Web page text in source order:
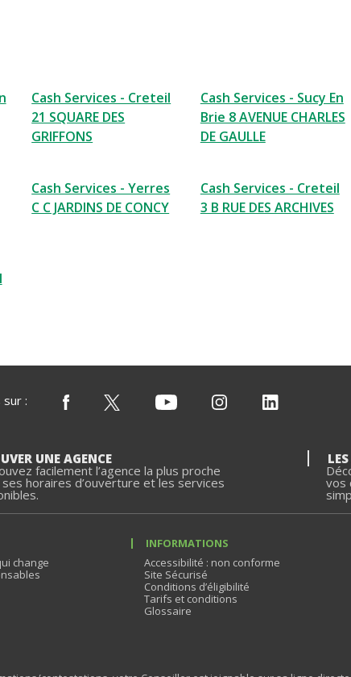
Cash Services - Creteil
21 SQUARE DES
GRIFFONS
Cash Services - Sucy En
Brie 8 AVENUE CHARLES
DE GAULLE
Cash Services - Yerres
C C JARDINS DE CONCY
Cash Services - Creteil
3 B RUE DES ARCHIVES
sur :
UNE AGENCE
facilement l’agence la plus proche
ses horaires d’ouverture et les services vos
change
INFORMATIONS
Accessibilité : non conforme
Site Sécurisé
Conditions d’éligibilité
Tarifs et conditions
Glossaire